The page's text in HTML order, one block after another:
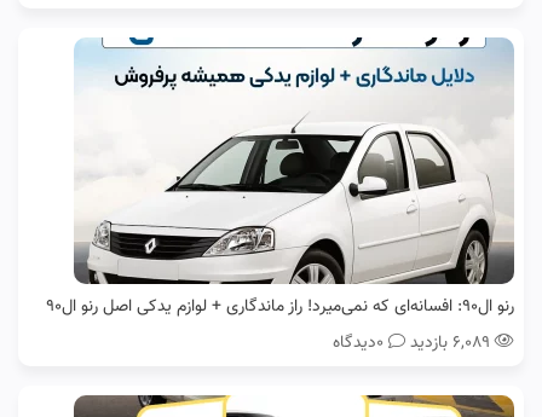
رنو ال۹۰: افسانه‌ای که نمی‌میرد! راز ماندگاری + لوازم یدکی اصل رنو ال90
۶,۰۸۹ بازدید
0دیدگاه